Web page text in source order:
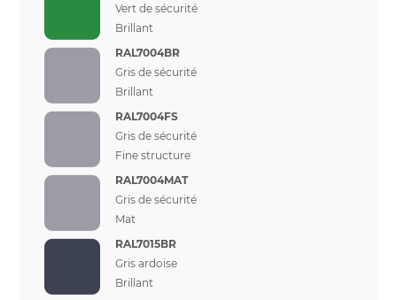
Vert de sécurité
Brillant
RAL7004BR
Gris de sécurité
Brillant
RAL7004FS
Gris de sécurité
Fine structure
RAL7004MAT
Gris de sécurité
Mat
RAL7015BR
Gris ardoise
Brillant